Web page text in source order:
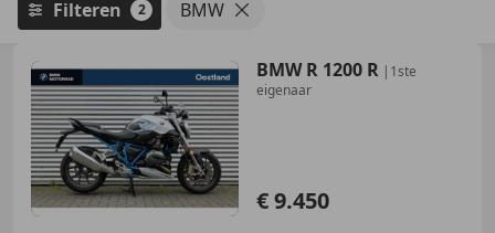
Filteren 2 BMW
BMW R 1200 R |1ste
eigenaar
€ 9.450